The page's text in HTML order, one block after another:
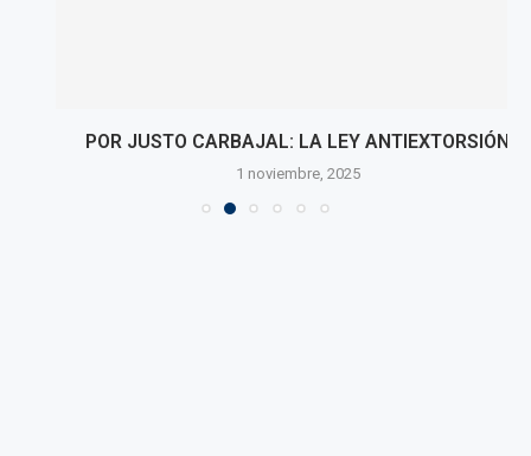
POR JUSTO CARBAJAL: LA LEY ANTIEXTORSIÓN
1 noviembre, 2025